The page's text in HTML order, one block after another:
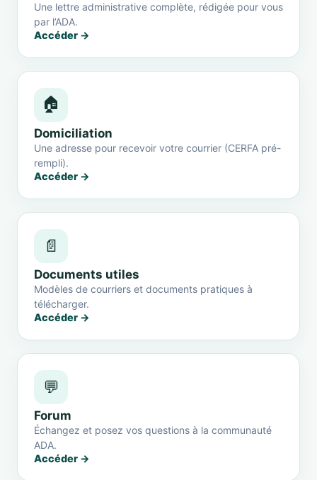
Une lettre administrative complète, rédigée pour vous
par l’ADA.
Accéder →
🏠
Domiciliation
Une adresse pour recevoir votre courrier (CERFA pré-
rempli).
Accéder →
📄
Documents utiles
Modèles de courriers et documents pratiques à
télécharger.
Accéder →
💬
Forum
Échangez et posez vos questions à la communauté
ADA.
Accéder →